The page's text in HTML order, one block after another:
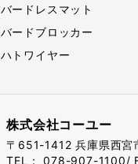
バードレスマット
バードブロッカー
ハトワイヤー
株式会社コーユー
〒651-1412兵庫県西宮
TEL：078-907-1100/